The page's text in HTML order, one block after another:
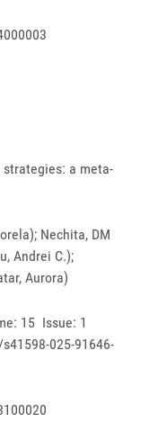
a meta-
Nechita, DM
Andrei C.);
Aurora)
15 Issue: 1
025-91646-